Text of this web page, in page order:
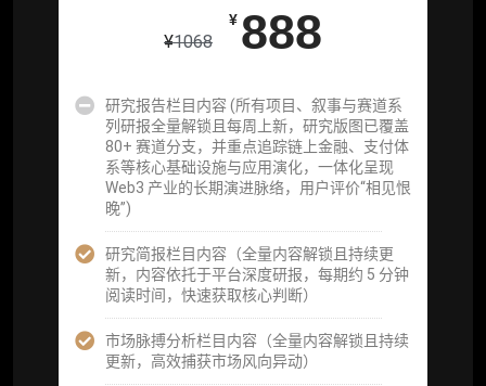
¥1068
¥ 888
研究报告栏目内容 (所有项目、叙事与赛道系
列研报全量解锁且每周上新，研究版图已覆盖
80+ 赛道分支，并重点追踪链上金融、支付体
系等核心基础设施与应用演化，一体化呈现
Web3 产业的长期演进脉络，用户评价“相见恨
晚”)
研究简报栏目内容（全量内容解锁且持续更
新，内容依托于平台深度研报，每期约 5 分钟
阅读时间，快速获取核心判断）
市场脉搏分析栏目内容（全量内容解锁且持续
更新，高效捕获市场风向异动）
项目融资数据库
会员周报（一周精华高效吸收）
解锁本会员权限的栏目历史内容
词库（支持报告内术语悬浮释义）
每日内参消息推送
研究方向沟通与反馈